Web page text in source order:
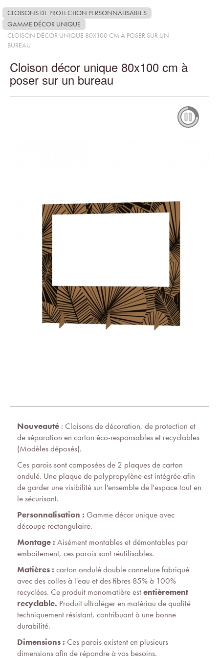
CLOISONS DE PROTECTION PERSONNALISABLES
GAMME DÉCOR UNIQUE
CLOISON DÉCOR UNIQUE 80X100 CM À POSER SUR UN
BUREAU
Cloison décor unique 80x100 cm à
poser sur un bureau
Nouveauté : Cloisons de décoration, de protection et
de séparation en carton éco-responsables et recyclables
(Modèles déposés).
Ces parois sont composées de 2 plaques de carton
ondulé. Une plaque de polypropylène est intégrée afin
de garder une visibilité sur l'ensemble de l'espace tout en
le sécurisant.
Personnalisation : Gamme décor unique avec
découpe rectangulaire.
Montage : Aisément montables et démontables par
emboîtement, ces parois sont réutilisables.
Matières : carton ondulé double cannelure fabriqué
avec des colles à l'eau et des fibres 85% à 100%
recyclées. Ce produit monomatière estentièrement
recyclable. Produit ultraléger en matériau de qualité
techniquement résistant, contribuant à une bonne
durabilité.
Dimensions : Ces parois existent en plusieurs
dimensions afin de répondre à vos besoins.